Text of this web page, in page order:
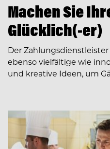
Machen Sie
Glücklich(-er)
Der
ebenso vielfältige wie
und kreative Ideen, um